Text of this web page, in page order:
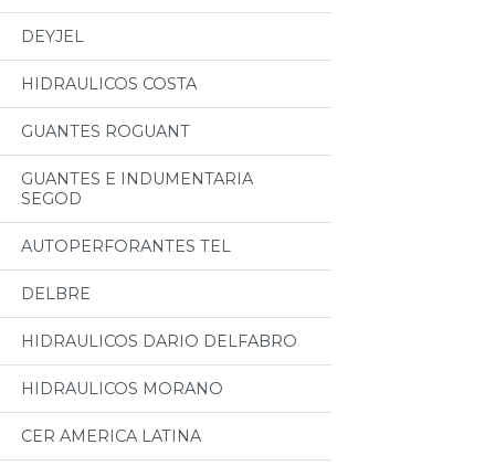
DEYJEL
HIDRAULICOS COSTA
GUANTES ROGUANT
GUANTES E INDUMENTARIA
SEGOD
AUTOPERFORANTES TEL
DELBRE
HIDRAULICOS DARIO DELFABRO
HIDRAULICOS MORANO
CER AMERICA LATINA